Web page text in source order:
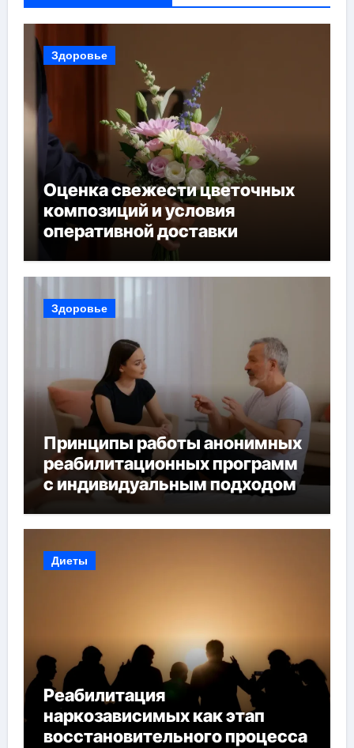
Здоровье
Оценка свежести цветочных
композиций и условия
оперативной доставки
Здоровье
Принципы работы анонимных
реабилитационных программ
с индивидуальным подходом
Диеты
Реабилитация
наркозависимых как этап
восстановительного процесса